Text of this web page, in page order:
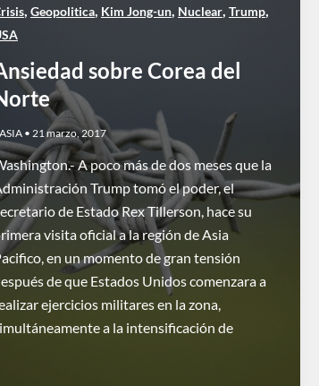
, Geopolitica, Kim Jong-un, Nuclear, Trump,
sobre Corea del
• 21 marzo, 2017
A poco más de dos meses que la
Trump tomó el poder, el
de Estado Rex Tillerson, hace su
visita oficial a la región de Asia
en un momento de gran tensión
de que Estados Unidos comenzara a
ejercicios militares en la zona,
a la intensificación de